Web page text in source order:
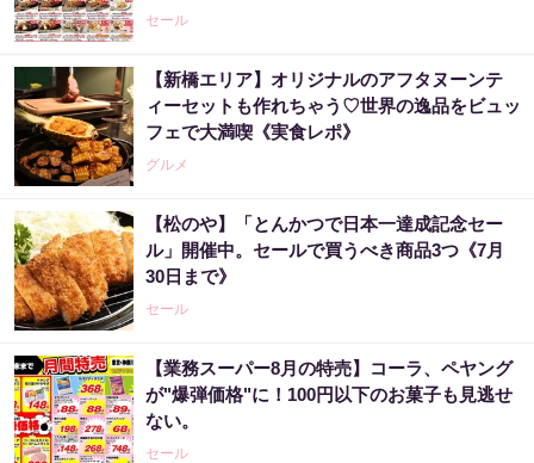
セール
【新橋エリア】オリジナルのアフタヌーンテ
ィーセットも作れちゃう♡世界の逸品をビュッ
フェで大満喫《実食レポ》
グルメ
【松のや】「とんかつで日本一達成記念セー
ル」開催中。セールで買うべき商品3つ《7月
30日まで》
セール
【業務スーパー8月の特売】コーラ、ペヤング
が"爆弾価格"に！100円以下のお菓子も見逃せ
ない。
セール